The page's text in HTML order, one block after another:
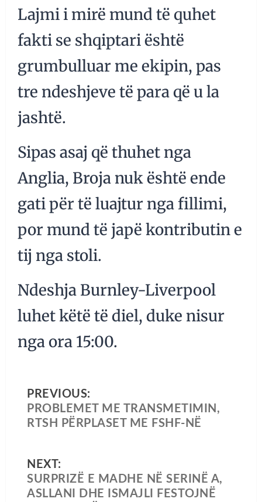
Lajmi i mirë mund të quhet
fakti se shqiptari është
grumbulluar me ekipin, pas
tre ndeshjeve të para që u la
jashtë.
Sipas asaj që thuhet nga
Anglia, Broja nuk është ende
gati për të luajtur nga fillimi,
por mund të japë kontributin e
tij nga stoli.
Ndeshja Burnley-Liverpool
luhet këtë të diel, duke nisur
nga ora 15:00.
PREVIOUS:
PROBLEMET ME TRANSMETIMIN,
RTSH PËRPLASET ME FSHF-NË
NEXT:
SURPRIZË E MADHE NË SERINË A,
ASLLANI DHE ISMAJLI FESTOJNË